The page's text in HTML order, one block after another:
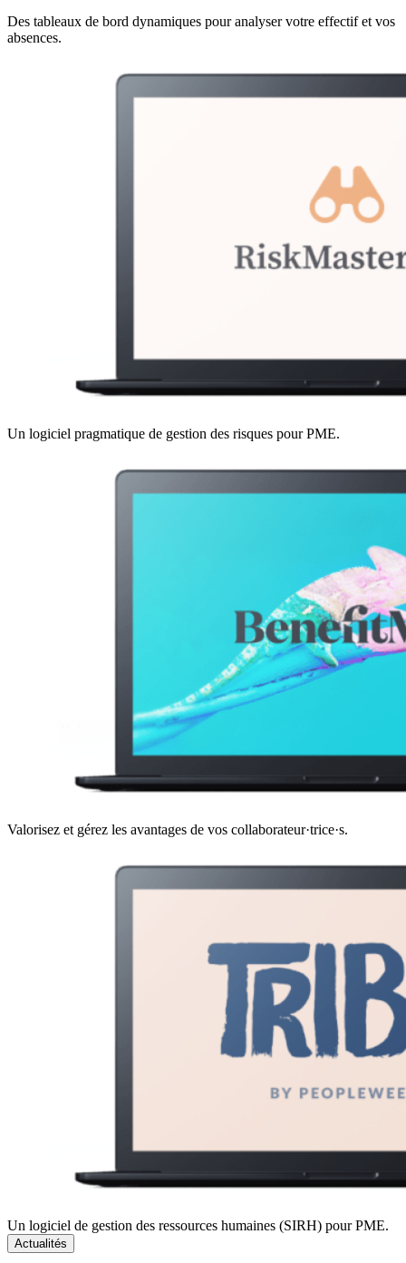
Des tableaux de bord dynamiques pour analyser votre effectif et vos
absences.
Un logiciel pragmatique de gestion des risques pour PME.
Valorisez et gérez les avantages de vos collaborateur·trice·s.
Un logiciel de gestion des ressources humaines (SIRH) pour PME.
Actualités